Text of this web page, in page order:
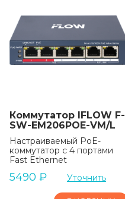
Коммутатор IFLOW F-
SW-EM206POE-VM/L
Настраиваемый PoE-
коммутатор с 4 портами
Fast Ethernet
5490 ₽ Уточнить